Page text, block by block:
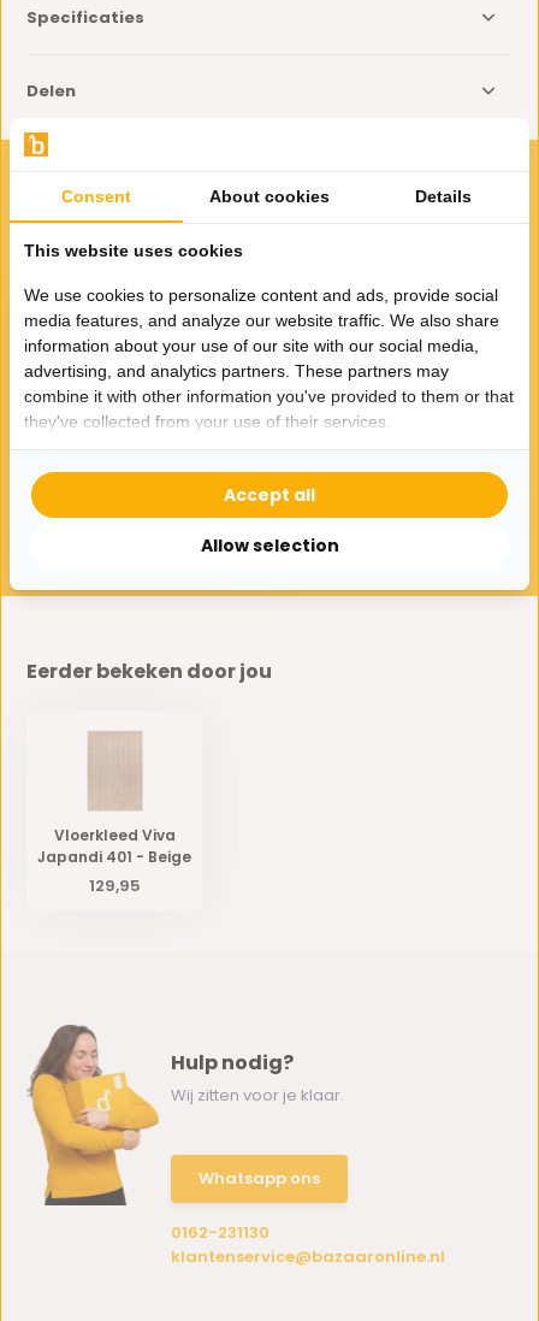
Specificaties
Delen
VOOR JOU GESELECTEERD
Gerelateerde producten
Vloerkleed Cleanser -
Eerder bekeken door jou
Vloerkleed Viva
Japandi 401 - Beige
129,95
Hulp nodig?
Wij zitten voor je klaar.
Whatsapp ons
0162-231130
klantenservice@bazaaronline.nl
Consent About cookies Details
This website uses cookies
We use cookies to personalize content and ads, provide social
media features, and analyze our website traffic. We also share
information about your use of our site with our social media,
advertising, and analytics partners. These partners may
combine it with other information you've provided to them or that
they've collected from your use of their services.
Allow selection
Accept all